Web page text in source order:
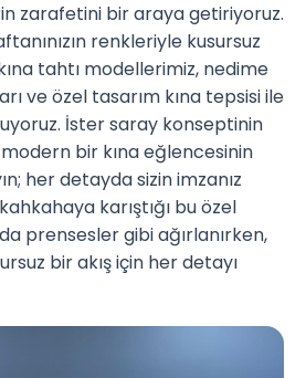
zarafetini bir araya getiriyoruz.
renkleriyle kusursuz
tahtı modellerimiz, nedime
ve özel tasarım kına tepsisi ile
İster saray konseptinin
modern bir kına eğlencesinin
her detayda sizin imzanız
karıştığı bu özel
prensesler gibi ağırlanırken,
bir akış için her detayı